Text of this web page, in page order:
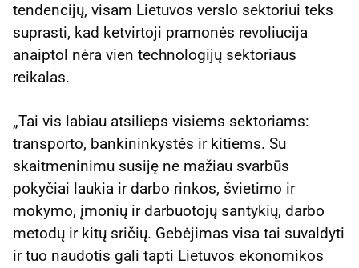
tendencijų, visam Lietuvos verslo sektoriui teks
suprasti, kad ketvirtoji pramonės revoliucija
anaiptol nėra vien technologijų sektoriaus
reikalas.
„Tai vis labiau atsilieps visiems sektoriams:
transporto, bankininkystės ir kitiems. Su
skaitmeninimu susiję ne mažiau svarbūs
pokyčiai laukia ir darbo rinkos, švietimo ir
mokymo, įmonių ir darbuotojų santykių, darbo
metodų ir kitų sričių. Gebėjimas visa tai suvaldyti
ir tuo naudotis gali tapti Lietuvos ekonomikos